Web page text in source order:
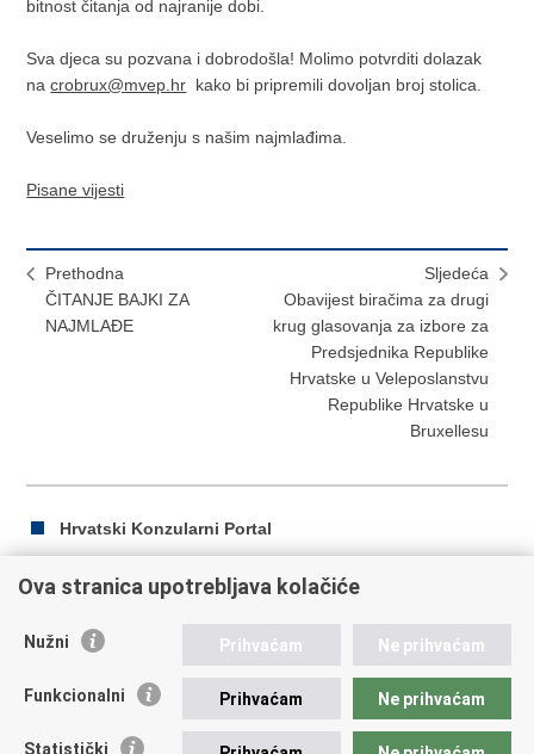
bitnost čitanja od najranije dobi.
Sva djeca su pozvana i dobrodošla! Molimo potvrditi dolazak
nacrobrux@mvep.hr kako bi pripremili dovoljan broj stolica.
Veselimo se druženju s našim najmlađima.
Pisane vijesti
Prethodna
ČITANJE BAJKI ZA
NAJMLAĐE
Sljedeća
Obavijest biračima za drugi
krug glasovanja za izbore za
Predsjednika Republike
Hrvatske u Veleposlanstvu
Republike Hrvatske u
Bruxellesu
Hrvatski Konzularni Portal
Ispiši
Podijeli
Facebooku
Twitteru
Republika Hrvatska
Ova stranica upotrebljava kolačiće
Nužni Prihvaćam Ne prihvaćam
Funkcionalni Prihvaćam Ne prihvaćam
Statistički